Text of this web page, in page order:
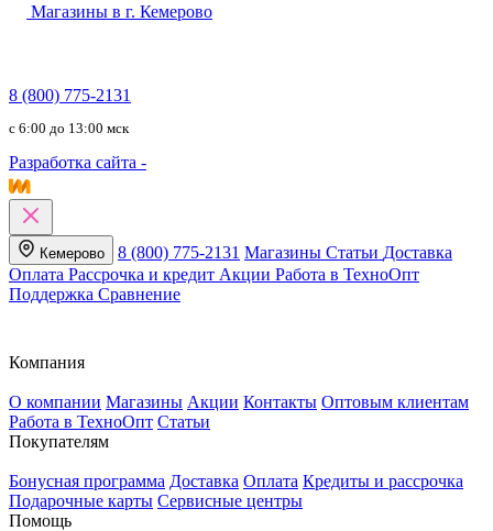
Магазины в г. Кемерово
8 (800) 775-2131
c 6:00 до 13:00 мск
Разработка сайта -
Кемерово 8 (800) 775-2131 Магазины Статьи Доставка
Оплата Рассрочка и кредит Акции Работа в ТехноОпт
Поддержка Сравнение
Компания
О компании Магазины Акции Контакты Оптовым клиентам
Работа в ТехноОпт Статьи
Покупателям
Бонусная программа Доставка Оплата Кредиты и рассрочка
Подарочные карты Сервисные центры
Помощь